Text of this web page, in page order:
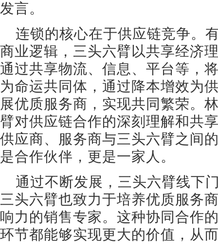
发言。
连锁的核心在于供应链竞争。
商业逻辑，三头六臂以共享经济
通过共享物流、信息、平台等，
为命运共同体，通过降本增效为
展优质服务商，实现共同繁荣。
臂对供应链合作的深刻理解和共
供应商、服务商与三头六臂之间
是合作伙伴，更是一家人。
通过不断发展，三头六臂线下
三头六臂也致力于培养优质服务
响力的销售专家。这种协同合作
环节都能够实现更大的价值，从